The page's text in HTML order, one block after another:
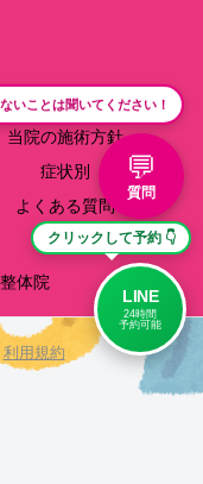
院長紹介
当院の施術方針
症状別
よくある質問
体院
いことは聞いてください！
💬
質問
利用規約
クリックして予約 👇
LINE
24時間
予約可能